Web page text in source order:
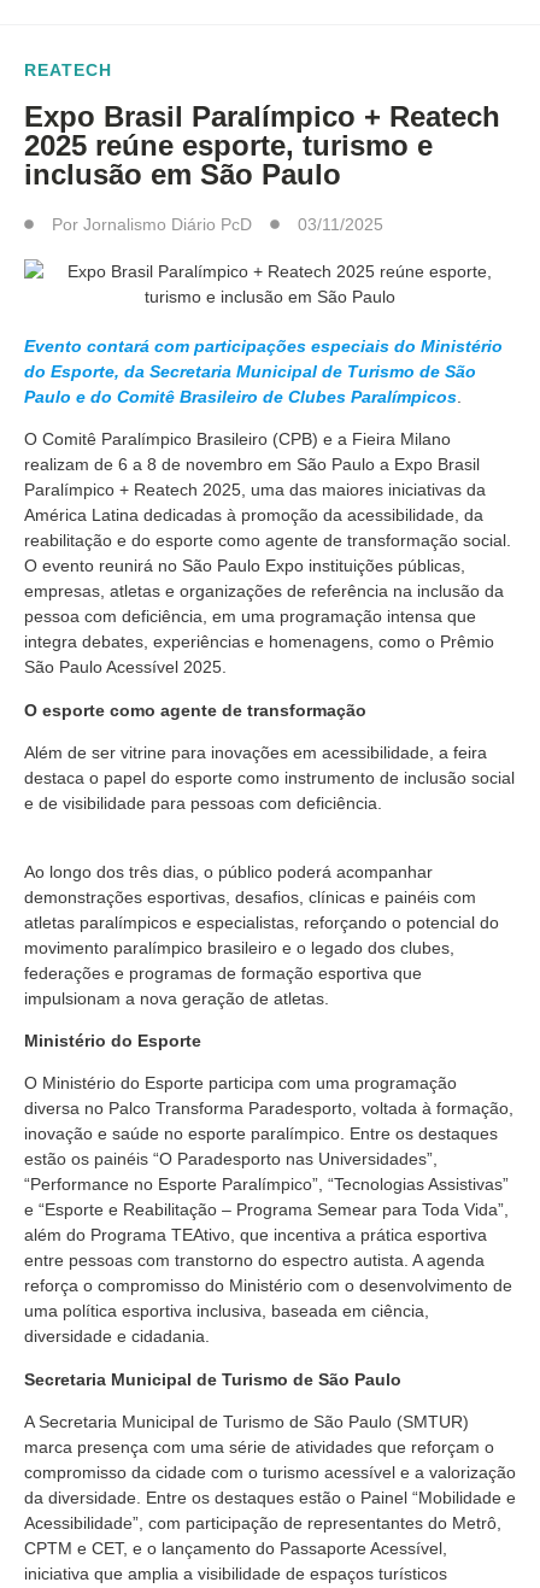
REATECH
Expo Brasil Paralímpico + Reatech
2025 reúne esporte, turismo e
inclusão em São Paulo
Por Jornalismo Diário PcD 03/11/2025
Evento contará com participações especiais do Ministério
do Esporte, da Secretaria Municipal de Turismo de São
Paulo e do Comitê Brasileiro de Clubes Paralímpicos
O Comitê Paralímpico Brasileiro (CPB) e a Fieira Milano
realizam de 6 a 8 de novembro em São Paulo a Expo Brasil
Paralímpico + Reatech 2025, uma das maiores iniciativas da
América Latina dedicadas à promoção da acessibilidade, da
reabilitação e do esporte como agente de transformação social.
O evento reunirá no São Paulo Expo instituições públicas,
empresas, atletas e organizações de referência na inclusão da
pessoa com deficiência, em uma programação intensa que
integra debates, experiências e homenagens, como o Prêmio
São Paulo Acessível 2025.
O esporte como agente de transformação
Além de ser vitrine para inovações em acessibilidade, a feira
destaca o papel do esporte como instrumento de inclusão social
e de visibilidade para pessoas com deficiência.
Ao longo dos três dias, o público poderá acompanhar
demonstrações esportivas, desafios, clínicas e painéis com
atletas paralímpicos e especialistas, reforçando o potencial do
movimento paralímpico brasileiro e o legado dos clubes,
federações e programas de formação esportiva que
impulsionam a nova geração de atletas.
Ministério do Esporte
O Ministério do Esporte participa com uma programação
diversa no Palco Transforma Paradesporto, voltada à formação,
inovação e saúde no esporte paralímpico. Entre os destaques
estão os painéis “O Paradesporto nas Universidades”,
“Performance no Esporte Paralímpico”, “Tecnologias Assistivas”
e “Esporte e Reabilitação – Programa Semear para Toda Vida”,
além do Programa TEAtivo, que incentiva a prática esportiva
entre pessoas com transtorno do espectro autista. A agenda
reforça o compromisso do Ministério com o desenvolvimento de
uma política esportiva inclusiva, baseada em ciência,
diversidade e cidadania.
Secretaria Municipal de Turismo de São Paulo
A Secretaria Municipal de Turismo de São Paulo (SMTUR)
marca presença com uma série de atividades que reforçam o
compromisso da cidade com o turismo acessível e a valorização
da diversidade. Entre os destaques estão o Painel “Mobilidade e
Acessibilidade”, com participação de representantes do Metrô,
CPTM e CET, e o lançamento do Passaporte Acessível,
iniciativa que amplia a visibilidade de espaços turísticos